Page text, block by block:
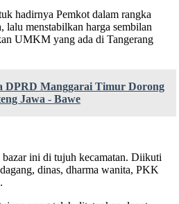
hadirnya Pemkot dalam rangka
lalu menstabilkan harga sembilan
UMKM yang ada di Tangerang
DPRD Manggarai Timur Dorong
Jawa - Bawe
bazar ini di tujuh kecamatan. Diikuti
dinas, dharma wanita, PKK